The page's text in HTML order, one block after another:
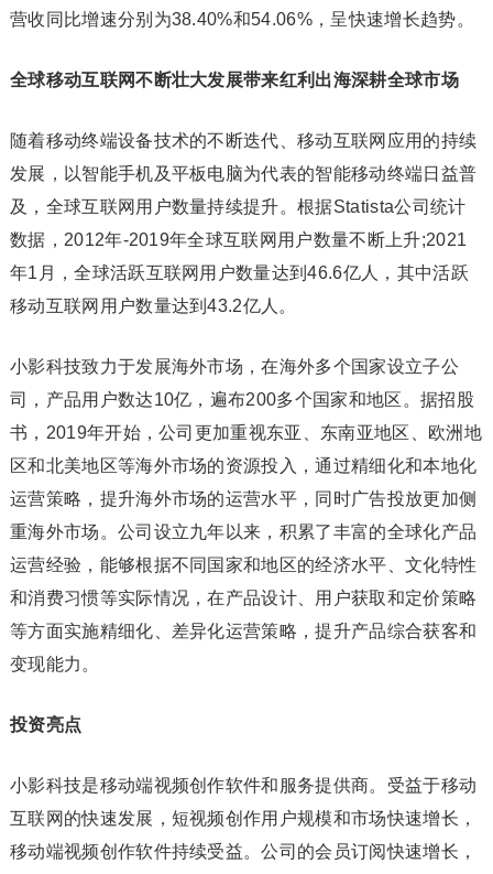
营收同比增速分别为38.40%和54.06%，呈快速增长趋势。
全球移动互联网不断壮大发展带来红利出海深耕全球市场
随着移动终端设备技术的不断迭代、移动互联网应用的持续
发展，以智能手机及平板电脑为代表的智能移动终端日益普
及，全球互联网用户数量持续提升。根据Statista公司统计
数据，2012年-2019年全球互联网用户数量不断上升;2021
年1月，全球活跃互联网用户数量达到46.6亿人，其中活跃
移动互联网用户数量达到43.2亿人。
小影科技致力于发展海外市场，在海外多个国家设立子公
司，产品用户数达10亿，遍布200多个国家和地区。据招股
书，2019年开始，公司更加重视东亚、东南亚地区、欧洲地
区和北美地区等海外市场的资源投入，通过精细化和本地化
运营策略，提升海外市场的运营水平，同时广告投放更加侧
重海外市场。公司设立九年以来，积累了丰富的全球化产品
运营经验，能够根据不同国家和地区的经济水平、文化特性
和消费习惯等实际情况，在产品设计、用户获取和定价策略
等方面实施精细化、差异化运营策略，提升产品综合获客和
变现能力。
投资亮点
小影科技是移动端视频创作软件和服务提供商。受益于移动
互联网的快速发展，短视频创作用户规模和市场快速增长，
移动端视频创作软件持续受益。公司的会员订阅快速增长，